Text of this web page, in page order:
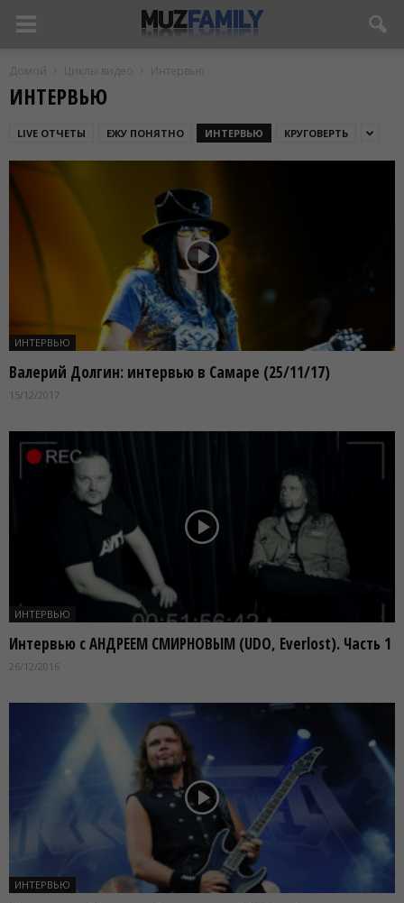
Домой Циклы видео Интервью
ИНТЕРВЬЮ
LIVE ОТЧЕТЫ ЕЖУ ПОНЯТНО ИНТЕРВЬЮ КРУГОВЕРТЬ
ИНТЕРВЬЮ
Валерий Долгин: интервью в Самаре (25/11/17)
15/12/2017
ИНТЕРВЬЮ
Интервью с АНДРЕЕМ СМИРНОВЫМ (UDO, Everlost). Часть 1
26/12/2016
ИНТЕРВЬЮ